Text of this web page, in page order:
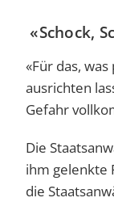
«Schock,
«Für das,
ausrichten
Gefahr
Die
ihm gelenkte
die